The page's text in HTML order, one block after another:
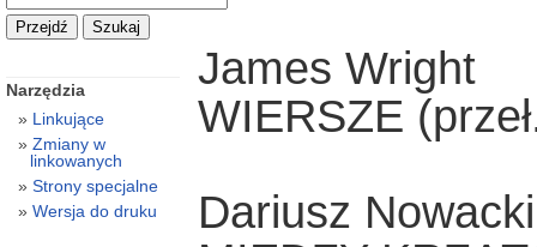
James Wright
WIERSZE
Dariusz Nowacki
Narzędzia
Linkujące
Zmiany w
linkowanych
Strony specjalne
Wersja do druku